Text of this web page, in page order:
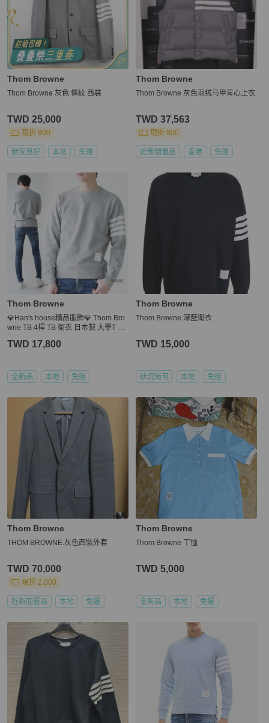
Thom Browne
Thom Browne 灰色 條紋 西裝
TWD 25,000
現折 800
狀況良好 本地 免運
Thom Browne
Thom Browne 灰色羽绒马甲背心上衣
TWD 37,563
現折 800
近新閒置品 香港 免運
Thom Browne
💎Han's house精品服飾💎 Thom Bro
wne TB 4桿 TB 衛衣 日本製 大學T 原
TWD 17,800
全新品 本地 免運
Thom Browne
Thom Browne 深藍衛衣
TWD 15,000
狀況尚可 本地 免運
Thom Browne
THOM BROWNE.灰色西裝外套
TWD 70,000
現折 2,000
近新閒置品 本地 免運
Thom Browne
Thom Browne ㄒ恤
TWD 5,000
全新品 本地 免運